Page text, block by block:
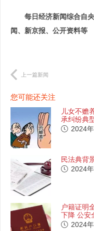
每日经济新闻综合自
闻、新京报、公开资料等
上一篇新闻
您可能还关注
儿女不赡
承纠纷典
2024
民法典背
2024
户籍证明
下降 公安
2024